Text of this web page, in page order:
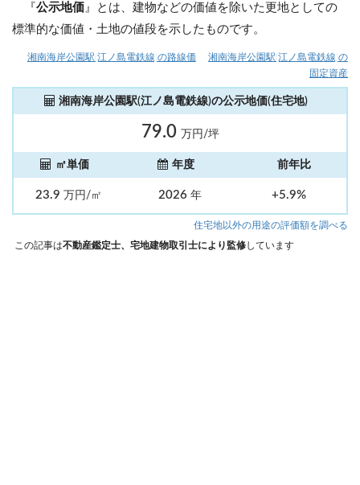
『公示地価 』とは、建物などの価値を除いた更地としての
標準的な価値・土地の値段を示したものです。
湘南海岸公園駅(江ノ島電鉄線)の路線価
湘南海岸公園駅(江ノ島電鉄線)の
固定資産
湘南海岸公園駅(江ノ島電鉄線)の公示地価(住宅地)
79.0 万円/坪
㎡単価 年度 前年比
23.9万円/㎡ 2026 年 +5.9%
住宅地以外の用途の評価額を調べる
この記事は不動産鑑定士、宅地建物取引士により監修しています